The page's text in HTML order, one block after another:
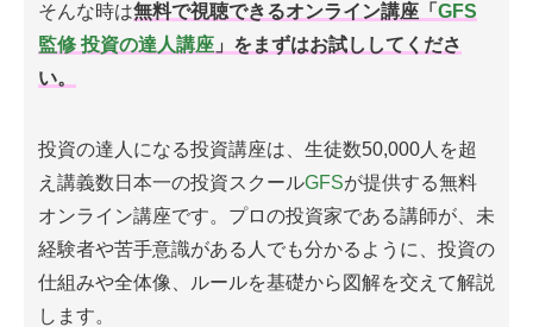
そんな時は無料で視聴できるオンライン講座「 GFS
監修 投資の達人講座 」をまずはお試ししてくださ
い。
投資の達人になる投資講座は、生徒数50,000人を超
え講義数日本一の投資スクールGFSが提供する無料
オンライン講座です。プロの投資家である講師が、未
経験者や苦手意識がある人でも分かるように、投資の
仕組みや全体像、ルールを基礎から図解を交えて解説
します。